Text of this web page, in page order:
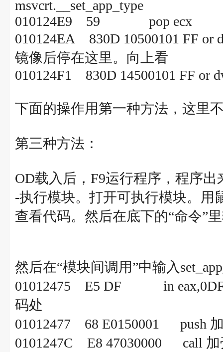
msvcrt.__set_app_type
010124E9 59 pop ecx
010124EA 830D 10500101 FF or
镜像后停在这里。向上看
010124F1 830D 14500101 FF or
下面的操作用第一种方法，这里
第三种方法：
OD载入后，F9运行程序，程序
-执行模块。打开可执行模块。用
查看代码。然后在底下的“命令”
然后在“模块间调用”中输入
01012475 E5 DF in
码处
01012477 68 E0150001 push 加
0101247C E8 47030000 call 加